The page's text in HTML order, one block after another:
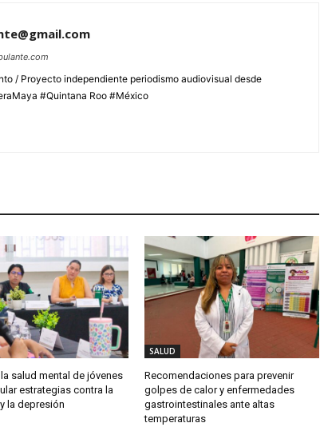
/ Proyecto independiente periodismo audiovisual desde
#Quintana Roo #México
la salud mental de jóvenes
estrategias contra la
la depresión
SALUD
Recomendaciones para prevenir
golpes de calor y enfermedades
gastrointestinales ante altas
temperaturas